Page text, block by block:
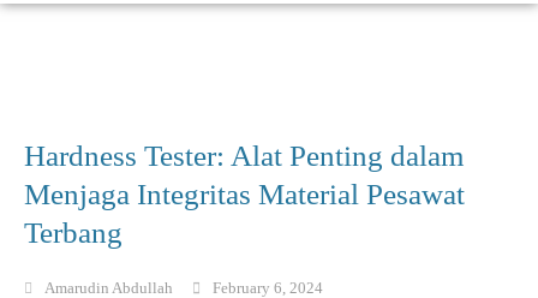
Hardness Tester: Alat Penting dalam
Menjaga Integritas Material Pesawat
Terbang
Amarudin Abdullah February 6, 2024